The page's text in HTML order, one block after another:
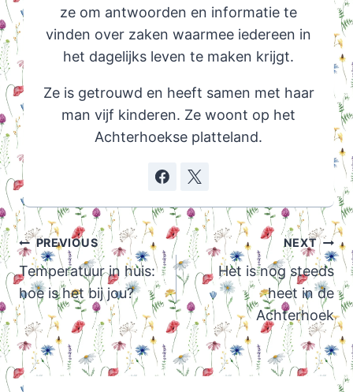
ze om antwoorden en informatie te
vinden over zaken waarmee iedereen in
het dagelijks leven te maken krijgt.
Ze is getrouwd en heeft samen met haar
man vijf kinderen. Ze woont op het
Achterhoekse platteland.
Post
navigation
PREVIOUS
Temperatuur in huis:
hoe is het bij jou?
NEXT
Het is nog steeds
heet in de
Achterhoek